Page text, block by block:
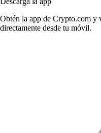
Obtén la app de Crypto.com y
directamente desde tu móvil.